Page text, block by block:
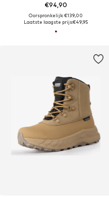
€94,90
Oorspronkelijk: €139,00
Laatste laagste prijs:€49,95